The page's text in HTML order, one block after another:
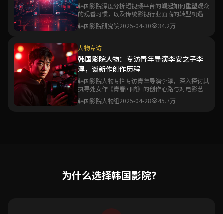
韩国影院深度分析短视频平台的崛起如何重塑观众
的观看习惯，以及传统影视行业面临的转型机遇与
生存挑战。
韩国影院研究院2025-04-30 34.2万
人物专访
韩国影院人物：专访青年导演李安之子李
淳，谈新作创作历程
韩国影院人物专栏专访青年导演李淳，深入探讨其
执导处女作《青春回响》的创作心路与对电影艺术
的理解。
韩国影院人物组2025-04-28 45.7万
为什么选择韩国影院？